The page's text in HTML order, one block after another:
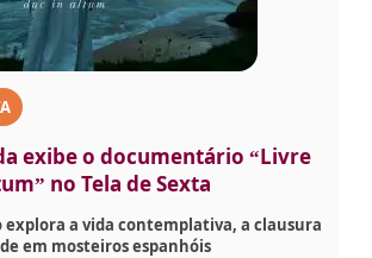
exibe o documentário “Livre
no Tela de Sexta
a vida contemplativa, a clausura
em mosteiros espanhóis